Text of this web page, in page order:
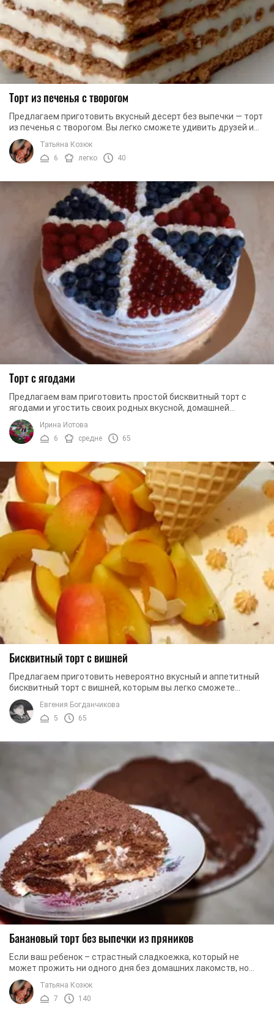
Торт из печенья с творогом
Предлагаем приготовить вкусный десерт без выпечки — торт
из печенья с творогом. Вы легко сможете удивить друзей и
семью домашним тортиком и ...
Татьяна Козюк
6
легко 40
Торт с ягодами
Предлагаем вам приготовить простой бисквитный торт с
ягодами и угостить своих родных вкусной, домашней
выпечкой. Такой десерт готовится очень быстро ...
Ирина Иотова
6
средне 65
Бисквитный торт с вишней
Предлагаем приготовить невероятно вкусный и аппетитный
бисквитный торт с вишней, которым вы легко сможете
удивить своих гостей. Вы в любое время ...
Евгения Богданчикова
5
65
Банановый торт без выпечки из пряников
Если ваш ребенок – страстный сладкоежка, который не
может прожить ни одного дня без домашних лакомств, но
при этом вы не любите долго возиться возле ...
Татьяна Козюк
7
140